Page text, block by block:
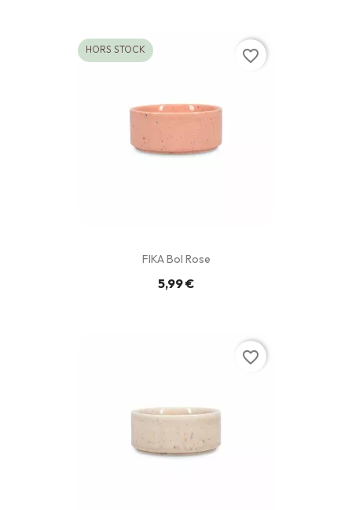
FIKA Bol Rose
5,99 €
HORS STOCK favorite_border
favorite_border